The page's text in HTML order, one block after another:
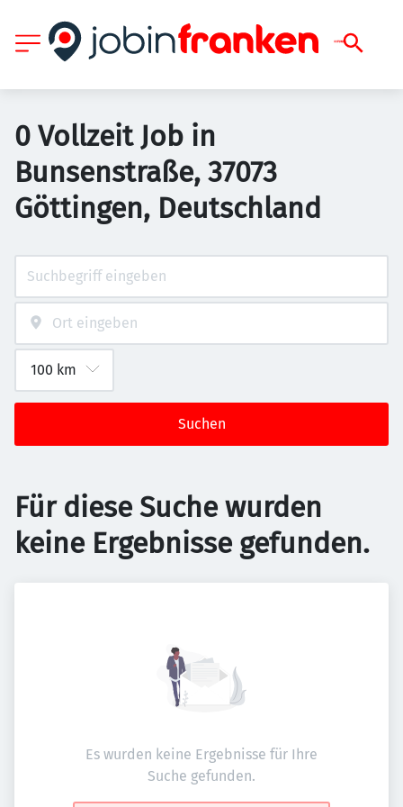
0 Vollzeit Job in
Bunsenstraße, 37073
Göttingen, Deutschland
Suchen
Für diese Suche wurden
keine Ergebnisse gefunden.
Es wurden keine Ergebnisse für Ihre
Suche gefunden.